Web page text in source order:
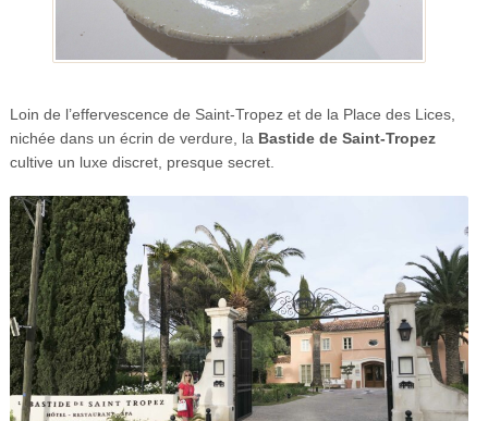
Loin de l’effervescence de Saint-Tropez et de la Place des Lices,
nichée dans un écrin de verdure, la Bastide de Saint-Tropez
cultive un luxe discret, presque secret.